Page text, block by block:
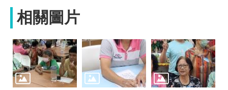
相關圖片